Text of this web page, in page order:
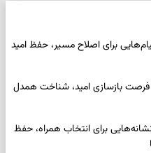
امروز شنبه ۱۷ مرداد ۱۴۰۵ | پیام‌هایی برای اصلاح مسیر، حفظ امید
حافظ امروز شنبه ۱۷ مرداد ۱۴۰۵ | فرصت بازسازی امید، شناخت همدل
امروز جمعه ۱۶ مرداد ۱۴۰۵ | نشانه‌هایی برای انتخاب همراه، حفظ